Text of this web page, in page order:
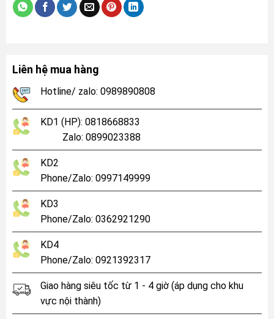
Liên hệ mua hàng
Hotline/ zalo: 0989890808
KD1 (HP): 0818668833
Zalo: 0899023388
KD2
Phone/Zalo: 0997149999
KD3
Phone/Zalo: 0362921290
KD4
Phone/Zalo: 0921392317
Giao hàng siêu tốc từ 1 - 4 giờ (áp dụng cho khu
vực nội thành)